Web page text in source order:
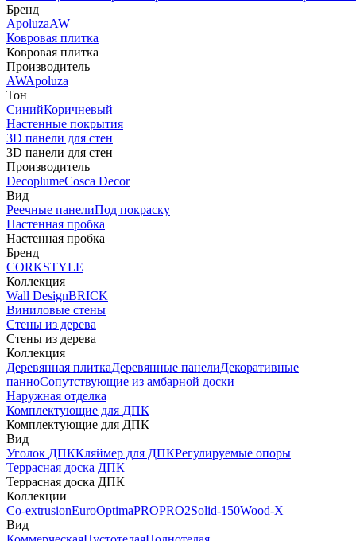
Бренд
ApoluzaAW
Ковровая плитка
Ковровая плитка
Производитель
AWApoluza
Тон
СинийКоричневый
Настенные покрытия
3D панели для стен
3D панели для стен
Производитель
DecoplumeCosca Decor
Вид
Реечные панелиПод покраску
Настенная пробка
Настенная пробка
Бренд
CORKSTYLE
Коллекция
Wall DesignBRICK
Виниловые стены
Стены из дерева
Стены из дерева
Коллекция
Деревянная плиткаДеревянные панелиДекоративные
панноСопутствующие из амбарной доски
Наружная отделка
Комплектующие для ДПК
Комплектующие для ДПК
Вид
Уголок ДПККляймер для ДПКРегулируемые опоры
Террасная доска ДПК
Террасная доска ДПК
Коллекции
Co-extrusionEuroOptimaPROPRO2Solid-150Wood-X
Вид